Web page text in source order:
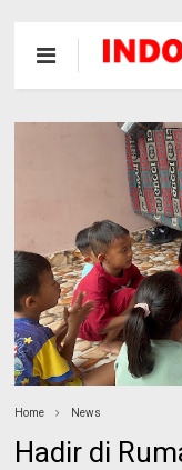
Home News
Hadir di